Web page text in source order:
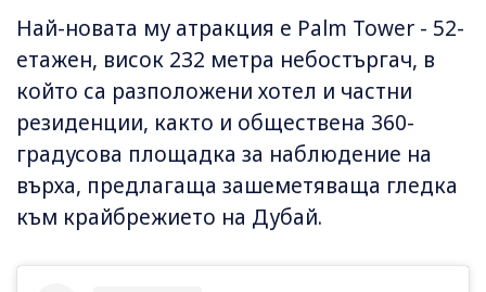
Най-новата му атракция е Palm Tower - 52-
етажен, висок 232 метра небостъргач, в
който са разположени хотел и частни
резиденции, както и обществена 360-
градусова площадка за наблюдение на
върха, предлагаща зашеметяваща гледка
към крайбрежието на Дубай.